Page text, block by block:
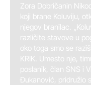
Zora Dobričanin
koji brane Koluviju,
njegov branilac.
različite stavove u
oko toga smo se
KRIK. Umesto nje,
poslanik, član SNS i
Đukanović, pridružio